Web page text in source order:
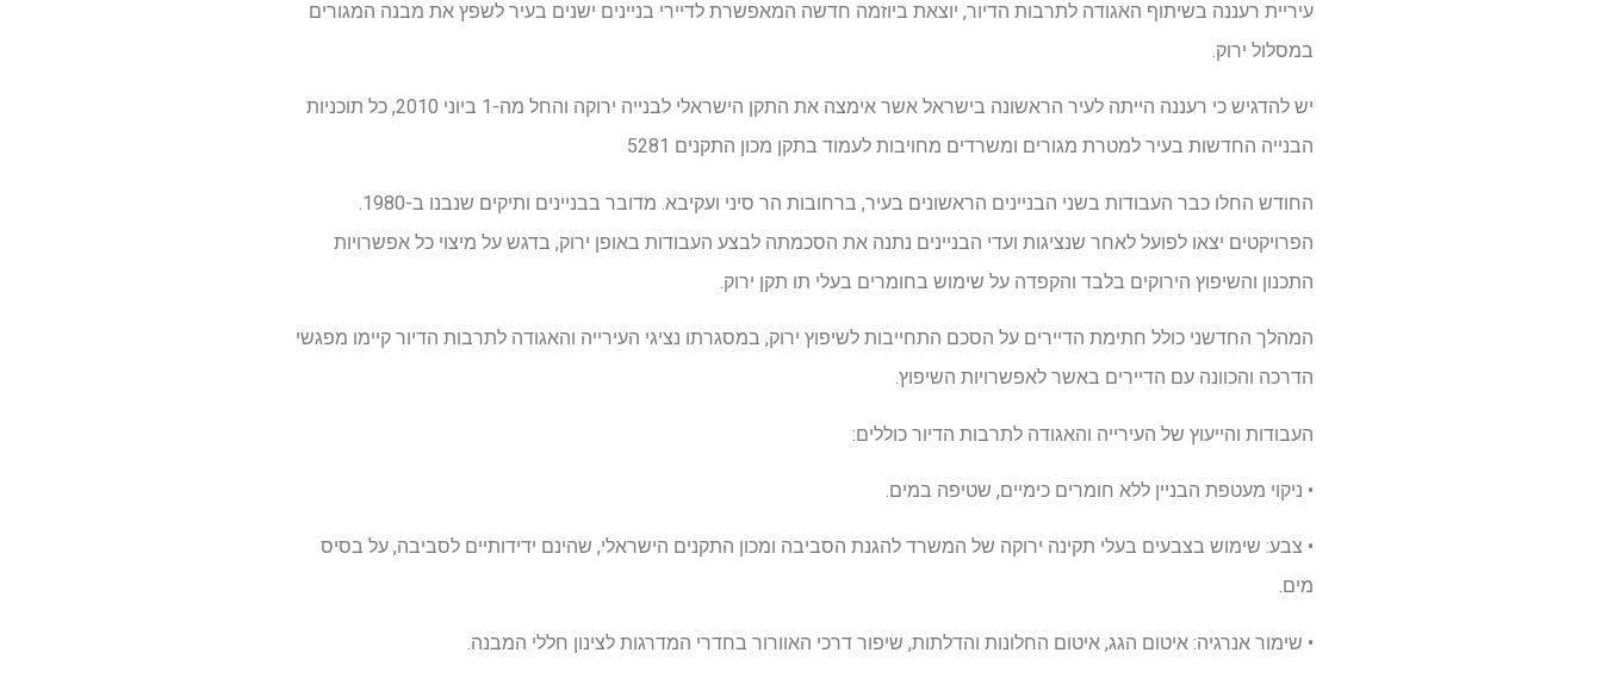
עיריית רעננה בשיתוף האגודה לתרבות הדיור, יוצאת ביוזמה חדשה המאפשרת לדיירי בניינים ישנים בעיר לשפץ את מבנה המגורים
במסלול ירוק.
יש להדגיש כי רעננה הייתה לעיר הראשונה בישראל אשר אימצה את התקן הישראלי לבנייה ירוקה והחל מה-1 ביוני 2010, כל תוכניות
הבנייה החדשות בעיר למטרת מגורים ומשרדים מחויבות לעמוד בתקן מכון התקנים 5281
הפרויקטים יצאו לפועל לאחר שנציגות ועדי הבניינים נתנה את הסכמתה לבצע העבודות באופן ירוק, בדגש על מיצוי כל אפשרויות
התכנון והשיפוץ הירוקים בלבד והקפדה על שימוש בחומרים בעלי תו תקן ירוק.
המהלך החדשני כולל חתימת הדיירים על הסכם התחייבות לשיפוץ ירוק, במסגרתו נציגי העירייה והאגודה לתרבות הדיור קיימו מפגשי
הדרכה והכוונה עם הדיירים באשר לאפשרויות השיפוץ.
העבודות והייעוץ של העירייה והאגודה לתרבות הדיור כוללים:
• ניקוי מעטפת הבניין ללא חומרים כימיים, שטיפה במים.
• צבע: שימוש בצבעים בעלי תקינה ירוקה של המשרד להגנת הסביבה ומכון התקנים הישראלי, שהינם ידידותיים לסביבה, על בסיס
מים.
• שימור אנרגיה: איטום הגג, איטום החלונות והדלתות, שיפור דרכי האוורור בחדרי המדרגות לצינון חללי המבנה.